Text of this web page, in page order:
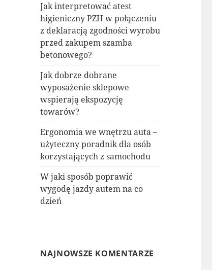
Jak interpretować atest
higieniczny PZH w połączeniu
z deklaracją zgodności wyrobu
przed zakupem szamba
betonowego?
Jak dobrze dobrane
wyposażenie sklepowe
wspierają ekspozycję
towarów?
Ergonomia we wnętrzu auta –
użyteczny poradnik dla osób
korzystających z samochodu
W jaki sposób poprawić
wygodę jazdy autem na co
dzień
NAJNOWSZE KOMENTARZE